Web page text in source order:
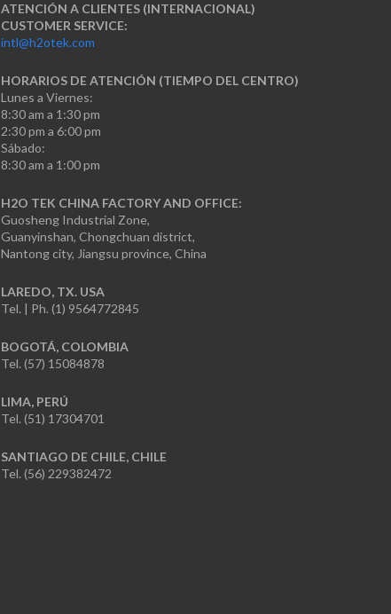
ATENCIÓN A CLIENTES (INTERNACIONAL)
CUSTOMER SERVICE:
intl@h2otek.com
HORARIOS DE ATENCIÓN (TIEMPO DEL CENTRO)
Lunes a Viernes:
8:30 am a 1:30 pm
2:30 pm a 6:00 pm
Sábado:
8:30 am a 1:00 pm
H2O TEK CHINA FACTORY AND OFFICE:
Guosheng Industrial Zone,
Guanyinshan, Chongchuan district,
Nantong city, Jiangsu province, China
LAREDO, TX. USA
Tel. | Ph. (1) 9564772845
BOGOTÁ, COLOMBIA
Tel. (57) 15084878
LIMA, PERÚ
Tel. (51) 17304701
SANTIAGO DE CHILE, CHILE
Tel. (56) 229382472